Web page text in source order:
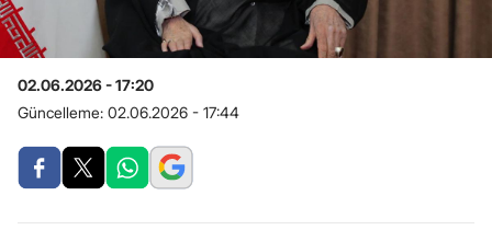
02.06.2026 - 17:20
Güncelleme: 02.06.2026 - 17:44